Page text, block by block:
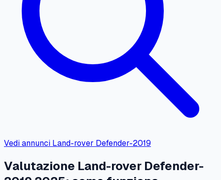
Vedi annunci Land-rover Defender-2019
Valutazione Land-rover Defender-